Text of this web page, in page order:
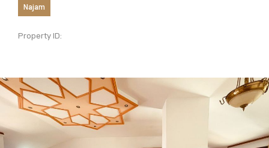
Najam
Property ID: